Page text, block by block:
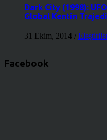
Dark City (1998):
Global Kentin
31 Ekim, 2014 /
Facebook